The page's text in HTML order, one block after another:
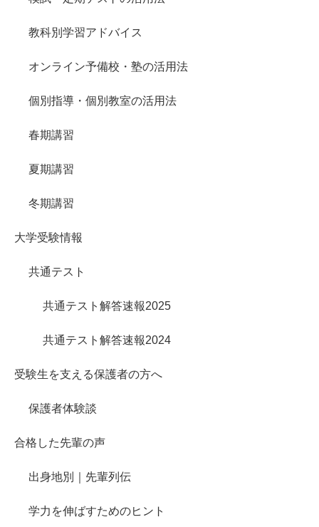
教科別学習アドバイス
オンライン予備校・塾の活用法
個別指導・個別教室の活用法
春期講習
夏期講習
冬期講習
大学受験情報
共通テスト
共通テスト解答速報2025
共通テスト解答速報2024
受験生を支える保護者の方へ
保護者体験談
合格した先輩の声
出身地別｜先輩列伝
学力を伸ばすためのヒント